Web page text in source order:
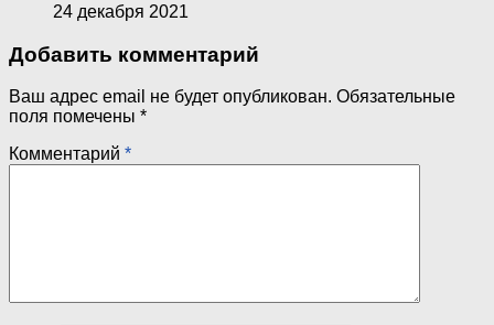
24 декабря 2021
Добавить комментарий
Ваш адрес email не будет опубликован. Обязательные
поля помечены *
Комментарий *